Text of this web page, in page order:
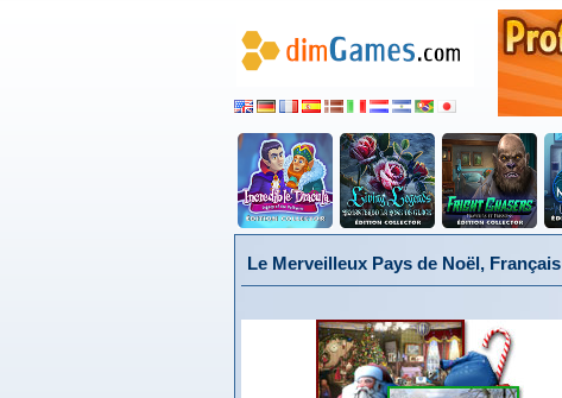
Le Merveilleux Pays de Noël, Français